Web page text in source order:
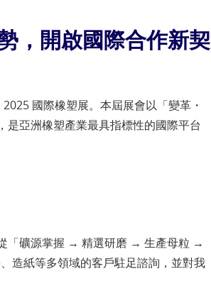
，開啟國際合作新契
國際橡塑展。本屆展會以「變革・
亞洲橡塑產業最具指標性的國際平台
「礦源掌握 → 精選研磨 → 生產母粒 →
造紙等多領域的客戶駐足諮詢，並對我